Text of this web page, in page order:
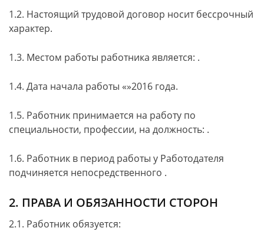
1.2. Настоящий трудовой договор носит бессрочный
характер.
1.3. Местом работы работника является: .
1.4. Дата начала работы «»2016 года.
1.5. Работник принимается на работу по
специальности, профессии, на должность: .
1.6. Работник в период работы у Работодателя
подчиняется непосредственного .
2. ПРАВА И ОБЯЗАННОСТИ СТОРОН
2.1. Работник обязуется: